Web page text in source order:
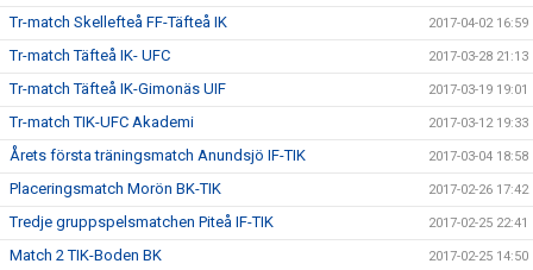
Tr-match Skellefteå FF-Täfteå IK 2017-04-02 16:59
Tr-match Täfteå IK- UFC 2017-03-28 21:13
Tr-match Täfteå IK-Gimonäs UIF 2017-03-19 19:01
Tr-match TIK-UFC Akademi 2017-03-12 19:33
Årets första träningsmatch Anundsjö IF-TIK 2017-03-04 18:58
Placeringsmatch Morön BK-TIK 2017-02-26 17:42
Tredje gruppspelsmatchen Piteå IF-TIK 2017-02-25 22:41
Match 2 TIK-Boden BK 2017-02-25 14:50